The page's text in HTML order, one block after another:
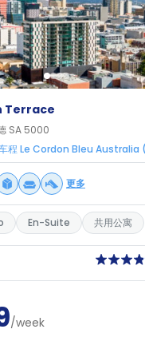
Terrace
SA 5000
程 Le Cordon Bleu
更多
En-Suite 共用公寓
/week